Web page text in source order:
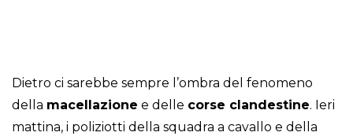
Dietro ci sarebbe sempre l’ombra del fenomeno
della macellazione e delle corse clandestine. Ieri
mattina, i poliziotti della squadra a cavallo e della